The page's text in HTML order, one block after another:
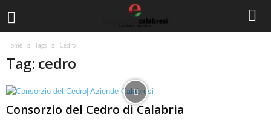
Home Tags Cedro
Tag: cedro
Consorzio del Cedro di Calabria